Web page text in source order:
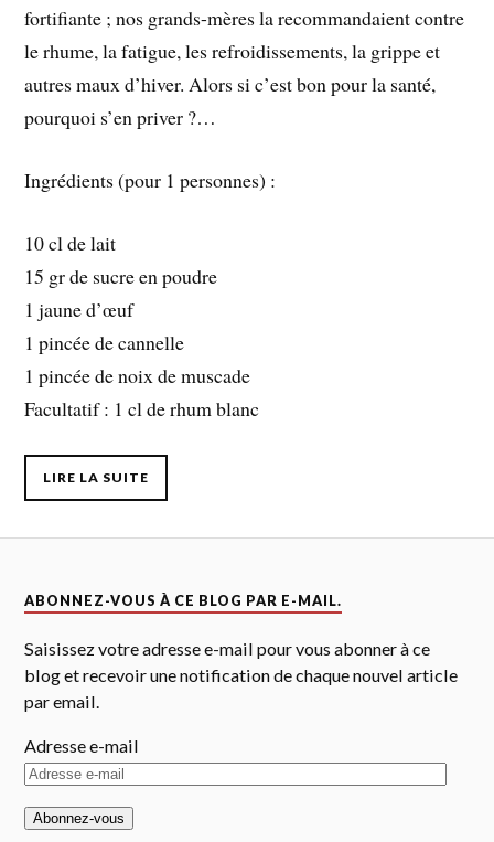
fortifiante ; nos grands-mères la recommandaient contre
le rhume, la fatigue, les refroidissements, la grippe et
autres maux d’hiver. Alors si c’est bon pour la santé,
pourquoi s’en priver ?…
Ingrédients (pour 1 personnes) :
10 cl de lait
15 gr de sucre en poudre
1 jaune d’œuf
1 pincée de cannelle
1 pincée de noix de muscade
Facultatif : 1 cl de rhum blanc
LIRE LA SUITE
ABONNEZ-VOUS À CE BLOG PAR E-MAIL.
Saisissez votre adresse e-mail pour vous abonner à ce
blog et recevoir une notification de chaque nouvel article
par email.
Adresse e-mail